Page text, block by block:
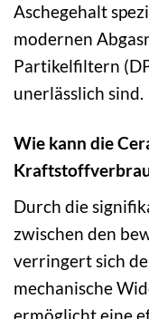
Aschegehalt
modernen
Partikelfiltern
unerlässlich sind.
Wie kann die
Durch die
zwischen den
verringert sich
mechanische
ermöglicht eine